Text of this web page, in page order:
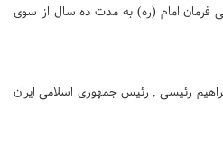
فرمان امام (ره) به مدت ده سال از سوی
رئیسی , رئیس جمهوری اسلامی ایران